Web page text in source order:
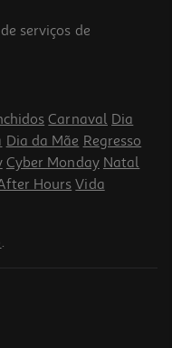
serviços de
Carnaval Dia
Dia da Mãe Regresso
Cyber Monday Natal
Hours Vida
.